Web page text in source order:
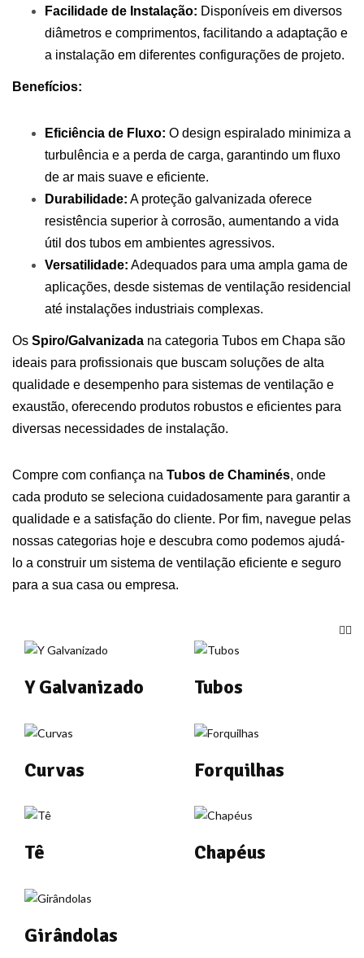
Facilidade de Instalação: Disponíveis em diversos
diâmetros e comprimentos, facilitando a adaptação e
a instalação em diferentes configurações de projeto.
Benefícios:
Eficiência de Fluxo: O design espiralado minimiza a
turbulência e a perda de carga, garantindo um fluxo
de ar mais suave e eficiente.
Durabilidade: A proteção galvanizada oferece
resistência superior à corrosão, aumentando a vida
útil dos tubos em ambientes agressivos.
Versatilidade: Adequados para uma ampla gama de
aplicações, desde sistemas de ventilação residencial
até instalações industriais complexas.
Os Spiro/Galvanizada na categoria Tubos em Chapa são
ideais para profissionais que buscam soluções de alta
qualidade e desempenho para sistemas de ventilação e
exaustão, oferecendo produtos robustos e eficientes para
diversas necessidades de instalação.
Compre com confiança na Tubos de Chaminés, onde
cada produto se seleciona cuidadosamente para garantir a
qualidade e a satisfação do cliente. Por fim, navegue pelas
nossas categorias hoje e descubra como podemos ajudá-
lo a construir um sistema de ventilação eficiente e seguro
para a sua casa ou empresa.
Y Galvanizado Tubos
Curvas Forquilhas
Tê Chapéus
Girândolas